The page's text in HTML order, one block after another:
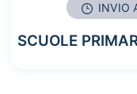
INVIO
SCUOLE